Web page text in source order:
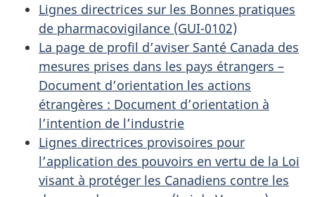
Lignes directrices sur les Bonnes pratiques
de pharmacovigilance (GUI-0102)
La page de profil d’aviser Santé Canada des
mesures prises dans les pays étrangers –
Document d’orientation les actions
étrangères : Document d’orientation à
l’intention de l’industrie
Lignes directrices provisoires pour
l’application des pouvoirs en vertu de la Loi
visant à protéger les Canadiens contre les